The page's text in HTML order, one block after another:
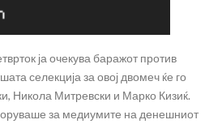
ја очекува баражот против
селекција за овој двомеч ќе го
Никола Митревски и Марко Кизиќ.
за медиумите на денешниот